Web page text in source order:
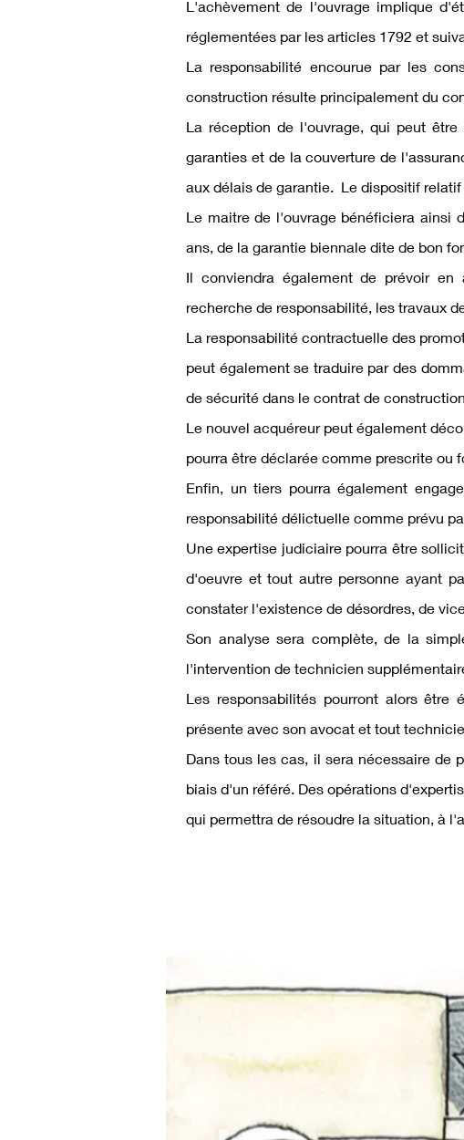
L'achèvement de l'ouvrage implique
réglementées par les articles 1792 et
La responsabilité encourue par les
construction résulte principalement du
La réception de l'ouvrage, qui peut
garanties et de la couverture de
aux délais de garantie. Le dispositif
Le maitre de l'ouvrage bénéficiera ainsi
ans, de la garantie biennale dite de bon
Il conviendra également de prévoir en
recherche de responsabilité, les travaux
La responsabilité contractuelle des
peut également se traduire par des
de sécurité dans le contrat de
Le nouvel acquéreur peut également
pourra être déclarée comme prescrite ou
Enfin, un tiers pourra également
responsabilité délictuelle comme prévu
Une expertise judiciaire pourra être
d'oeuvre et tout autre personne ayant
constater l'existence de désordres, de
Son analyse sera complète, de la
l'intervention de technicien
Les responsabilités pourront alors être
présente avec son avocat et tout
Dans tous les cas, il sera nécessaire de
biais d'un référé. Des opérations
qui permettra de résoudre la situation, à